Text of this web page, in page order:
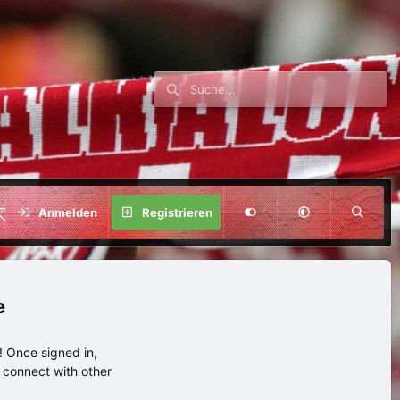
SPENDEAnmelden Registrieren
Once signed in,
with other